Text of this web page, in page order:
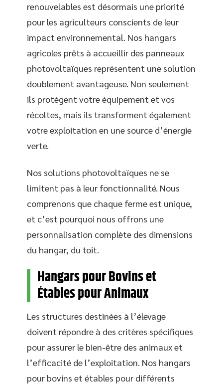
renouvelables est désormais une priorité
pour les agriculteurs conscients de leur
impact environnemental. Nos hangars
agricoles prêts à accueillir des panneaux
photovoltaïques représentent une solution
doublement avantageuse. Non seulement
ils protègent votre équipement et vos
récoltes, mais ils transforment également
votre exploitation en une source d’énergie
verte.
Nos solutions photovoltaïques ne se
limitent pas à leur fonctionnalité. Nous
comprenons que chaque ferme est unique,
et c’est pourquoi nous offrons une
personnalisation complète des dimensions
du hangar, du toit.
Hangars pour Bovins et
Étables pour Animaux
Les structures destinées à l’élevage
doivent répondre à des critères spécifiques
pour assurer le bien-être des animaux et
l’efficacité de l’exploitation. Nos hangars
pour bovins et étables pour différents